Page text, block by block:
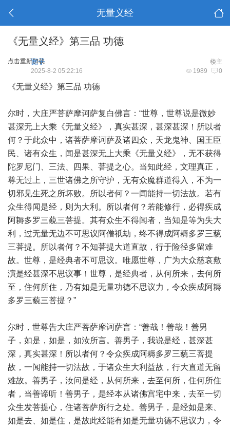
无量义经
《无量义经》第三品 功德
点击重新加载 楼主
宽子
1989 0
2025-8-2 05:22:16
《无量义经》第三品 功德
尔时，大庄严菩萨摩诃萨复白佛言：“世尊，世尊说是微妙
甚深无上大乘《无量义经》，真实甚深，甚深甚深！所以者
何？于此众中，诸菩萨摩诃萨及诸四众，天龙鬼神、国王臣
民、诸有众生，闻是甚深无上大乘《无量义经》，无不获得
陀罗尼门、三法、四果、菩提之心。当知此经，文理真正，
尊无过上，三世诸佛之所守护，无有众魔群道得入，不为一
切邪见生死之所坏败。所以者何？一闻能持一切法故。若有
众生得闻是经，则为大利。所以者何？若能修行，必得疾成
阿耨多罗三藐三菩提。其有众生不得闻者，当知是等为失大
利，过无量无边不可思议阿僧祇劫，终不得成阿耨多罗三藐
三菩提。所以者何？不知菩提大道直故，行于险径多留难
故。世尊，是经典者不可思议。唯愿世尊，广为大众慈哀敷
演是经甚深不思议事！世尊，是经典者，从何所来，去何所
至，住何所住，乃有如是无量功德不思议力，令众疾成阿耨
多罗三藐三菩提？”
尔时，世尊告大庄严菩萨摩诃萨言：“善哉！善哉！善男
子，如是，如是，如汝所言。善男子，我说是经，甚深甚
深，真实甚深！所以者何？令众疾成阿耨多罗三藐三菩提
故，一闻能持一切法故，于诸众生大利益故，行大直道无留
难故。善男子，汝问是经，从何所来，去至何所，住何所住
者，当善谛听！善男子，是经本从诸佛宫宅中来，去至一切
众生发菩提心，住诸菩萨所行之处。善男子，是经如是来、
如是去、如是住，是故此经能有如是无量功德不思议力，令